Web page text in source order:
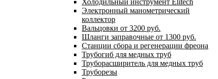
Холодильный инструмент Elitech
Электронный манометрический
коллектор
Вальцовки от 3200 руб.
Шланги заправочные от 1300 руб.
Станции сбора и регенерации фреона
Трубогиб для медных труб
Труборасширитель для медных труб
Труборезы